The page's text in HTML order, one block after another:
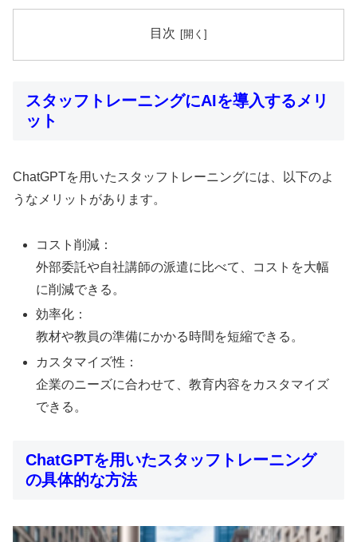
目次
スタッフトレーニングにAIを導入するメリ
ット
ChatGPTを用いたスタッフトレーニングには、以下のよ
うなメリットがあります。
コスト削減：
外部委託や自社講師の派遣に比べて、コストを大幅
に削減できる。
効率化：
教材や教員の準備にかかる時間を短縮できる。
カスタマイズ性：
企業のニーズに合わせて、教育内容をカスタマイズ
できる。
ChatGPTを用いたスタッフトレーニング
の具体的な方法